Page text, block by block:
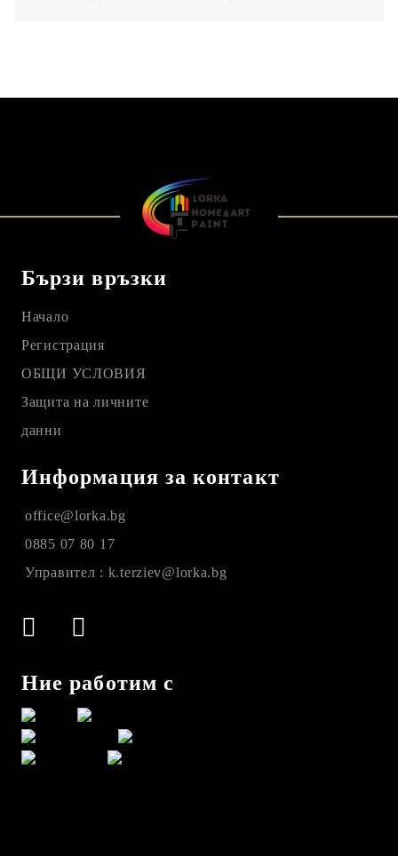
Бързи връзки
Начало
Регистрация
ОБЩИ УСЛОВИЯ
Защита на личните
данни
Информация за контакт
office@lorka.bg
0885 07 80 17
Управител : k.terziev@lorka.bg
Ние работим с